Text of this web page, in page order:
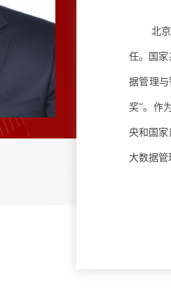
北
任。国
据管理
奖”。作
央和国家
大数据管